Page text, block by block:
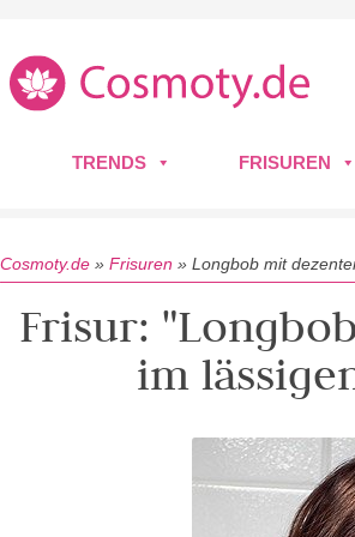
TRENDS FRISUREN
Cosmoty.de » Frisuren » Longbob mit
Frisur:
im